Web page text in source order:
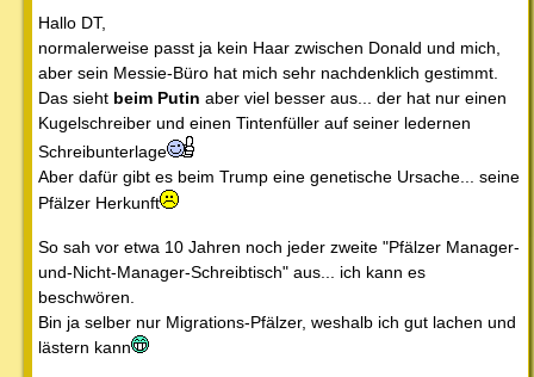
Hallo DT,
normalerweise passt ja kein Haar zwischen Donald und mich,
aber sein Messie-Büro hat mich sehr nachdenklich gestimmt.
Das sieht beim Putin aber viel besser aus... der hat nur einen
Kugelschreiber und einen Tintenfüller auf seiner ledernen
Schreibunterlage
Aber dafür gibt es beim Trump eine genetische Ursache... seine
Pfälzer Herkunft
So sah vor etwa 10 Jahren noch jeder zweite "Pfälzer Manager-
und-Nicht-Manager-Schreibtisch" aus... ich kann es
beschwören.
Bin ja selber nur Migrations-Pfälzer, weshalb ich gut lachen und
lästern kann